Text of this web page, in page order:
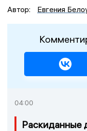
Автор:
Евгения
04:00
Раскиданные